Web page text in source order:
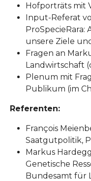
Hofporträts mit
Input-Referat
ProSpecieRara:
unsere Ziele
Fragen an
Landwirtschaft
Plenum mit
Publikum (im
Referenten:
François
Saatgutpolitik,
Markus
Genetische
Bundesamt für